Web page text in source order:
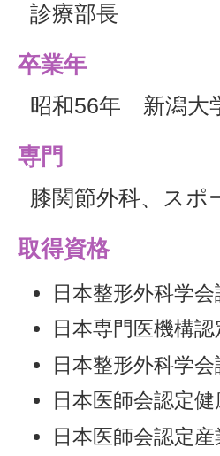
診療部長
卒業年
昭和56年 新潟大
専門
膝関節外科、スポ
取得資格
日本整形外科学
日本専門医機構
日本整形外科学
日本医師会認定
日本医師会認定産